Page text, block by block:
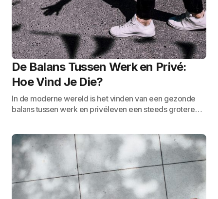
De Balans Tussen Werk en Privé:
Hoe Vind Je Die?
In de moderne wereld is het vinden van een gezonde
balans tussen werk en privéleven een steeds grotere…